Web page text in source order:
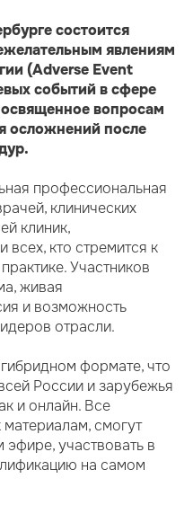
состоится
явлениям
(Adverse Event
событий в сфере
вопросам
осложнений после
профессиональная
клинических
клиник,
всех, кто стремится к
Участников
живая
и возможность
отрасли.
формате, что
России и зарубежья
и онлайн. Все
материалам, смогут
участвовать в
на самом